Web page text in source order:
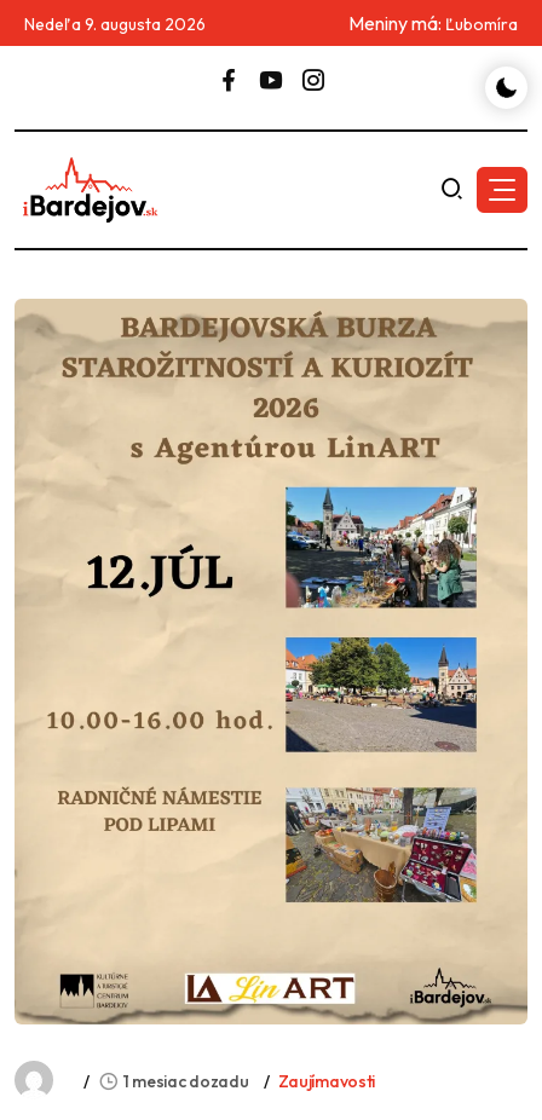
Nedeľa 9. augusta 2026 Meniny má: Ľubomíra
1 mesiac dozadu Zaujímavosti